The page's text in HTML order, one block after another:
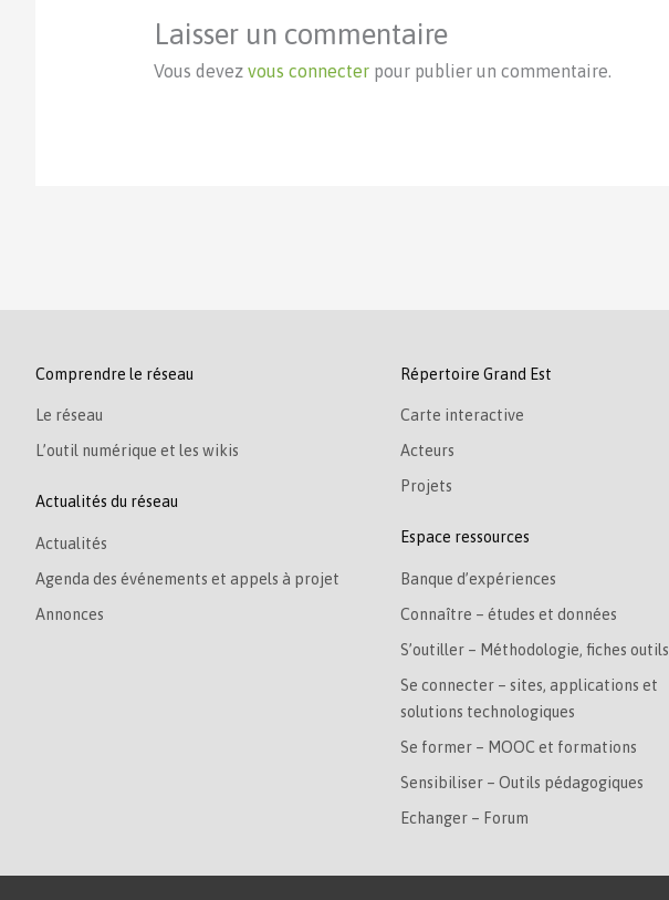
Laisser un commentaire
Vous devez vous connecterpour publier un commentaire.
Comprendre le réseau
Le réseau
L’outil numérique et les wikis
Actualités du réseau
Actualités
Agenda des événements et appels à projet
Annonces
Répertoire Grand Est
Carte interactive
Acteurs
Projets
Espace ressources
Banque d’expériences
Connaître – études et données
S’outiller – Méthodologie, fiches outils
Se connecter – sites, applications et
solutions technologiques
Se former – MOOC et formations
Sensibiliser – Outils pédagogiques
Echanger – Forum